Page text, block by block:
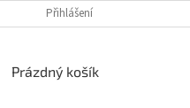
DOPRAVAPřihlášení
NÁKUPNÍ
Prázdný košík